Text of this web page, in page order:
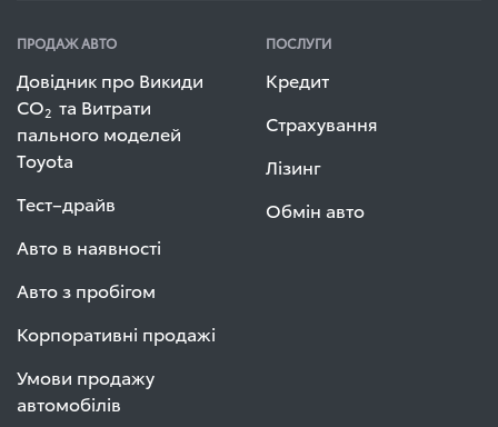
ПРОДАЖ АВТО
Довідник про Викиди
СО2 та Витрати
пального моделей
Toyota
Тест–драйв
Авто в наявності
Авто з пробігом
Корпоративні продажі
Умови продажу
автомобілів
ПОСЛУГИ
Кредит
Страхування
Лізинг
Обмін авто